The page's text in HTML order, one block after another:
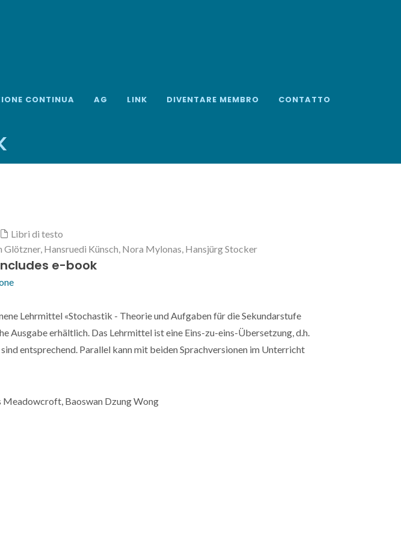
CONTINUA AG LINK DIVENTARE MEMBRO CONTATTO
Libri di testo
Glötzner, Hansruedi Künsch, Nora Mylonas, Hansjürg Stocker
e-book
Lehrmittel «Stochastik - Theorie und Aufgaben für die Sekundarstufe
Ausgabe erhältlich. Das Lehrmittel ist eine Eins-zu-eins-Übersetzung, d.h.
entsprechend. Parallel kann mit beiden Sprachversionen im Unterricht
Meadowcroft, Baoswan Dzung Wong